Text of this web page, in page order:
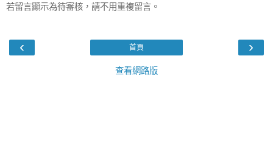
若留言顯示為待審核，請不用重複留言。
‹ ›
首頁
查看網路版